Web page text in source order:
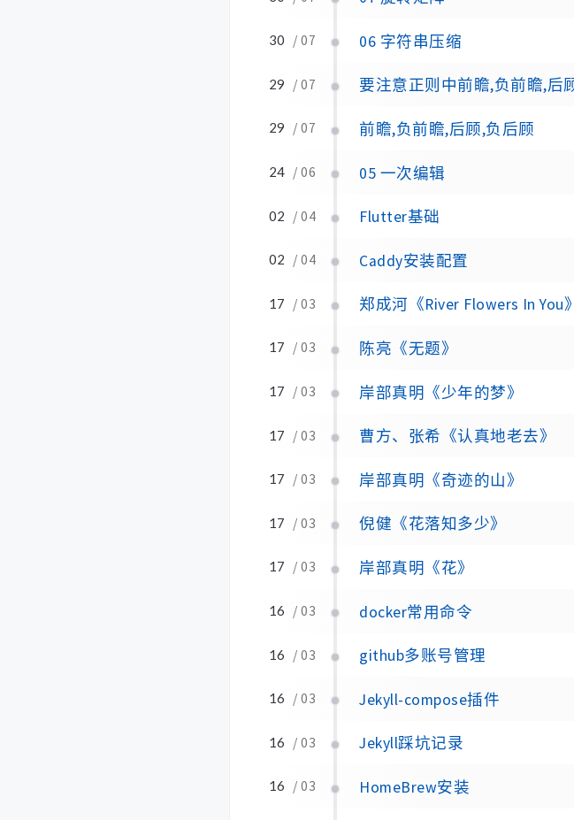
30 / 07 06 字符串压缩
29 / 07 要注意正则中前瞻,负前瞻,后
29 / 07 前瞻,负前瞻,后顾,负后顾
24 / 06 05 一次编辑
02 / 04 Flutter基础
02 / 04 Caddy安装配置
17 / 03 郑成河《River Flowers In You》
17 / 03 陈亮《无题》
17 / 03 岸部真明《少年的梦》
17 / 03 曹方、张希《认真地老去》
17 / 03 岸部真明《奇迹的山》
17 / 03 倪健《花落知多少》
17 / 03 岸部真明《花》
16 / 03 docker常用命令
16 / 03 github多账号管理
16 / 03 Jekyll-compose插件
16 / 03 Jekyll踩坑记录
16 / 03 HomeBrew安装